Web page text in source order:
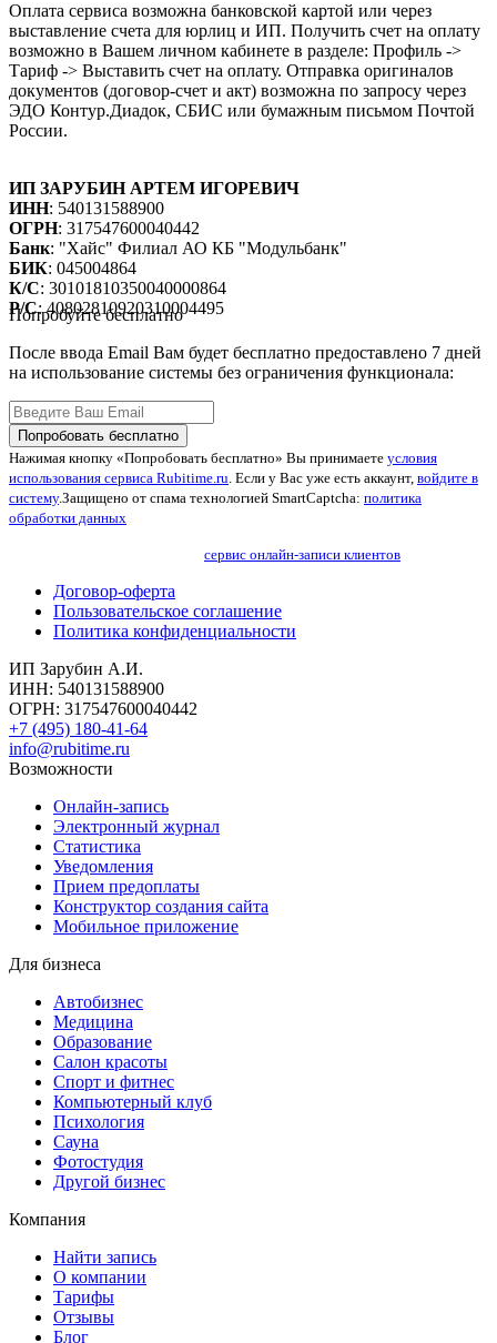
Оплата сервиса возможна банковской картой или через
выставление счета для юрлиц и ИП. Получить счет на оплату
возможно в Вашем личном кабинете в разделе: Профиль ->
Тариф -> Выставить счет на оплату. Отправка оригиналов
документов (договор-счет и акт) возможна по запросу через
ЭДО Контур.Диадок, СБИС или бумажным письмом Почтой
России.
ИП ЗАРУБИН АРТЕМ ИГОРЕВИЧ
ИНН: 540131588900
ОГРН: 317547600040442
Банк: "Хайс" Филиал АО КБ "Модульбанк"
БИК: 045004864
К/С: 30101810350040000864
Р/С: 40802810920310004495
Попробуйте бесплатно
После ввода Email Вам будет бесплатно предоставлено 7 дней
на использование системы без ограничения функционала:
Попробовать бесплатно
Нажимая кнопку «Попробовать бесплатно» Вы принимаете условия
использования сервиса Rubitime.ru. Если у Вас уже есть аккаунт, войдите в
систему.Защищено от спама технологией SmartCaptcha: политика
обработки данных
сервис онлайн-записи клиентов
Договор-оферта
Пользовательское соглашение
Политика конфиденциальности
ИП Зарубин А.И.
ИНН: 540131588900
ОГРН: 317547600040442
+7 (495) 180-41-64
info@rubitime.ru
Возможности
Онлайн-запись
Электронный журнал
Статистика
Уведомления
Прием предоплаты
Конструктор создания сайта
Мобильное приложение
Для бизнеса
Автобизнес
Медицина
Образование
Салон красоты
Спорт и фитнес
Компьютерный клуб
Психология
Сауна
Фотостудия
Другой бизнес
Компания
Найти запись
О компании
Тарифы
Отзывы
Блог